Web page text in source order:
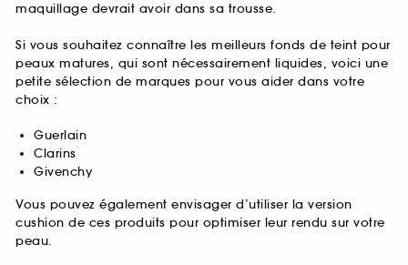
maquillage devrait avoir dans sa trousse.
Si vous souhaitez connaître les meilleurs fonds de teint pour
peaux matures, qui sont nécessairement liquides, voici une
petite sélection de marques pour vous aider dans votre
choix :
Guerlain
Clarins
Givenchy
Vous pouvez également envisager d’utiliser la version
cushion de ces produits pour optimiser leur rendu sur votre
peau.